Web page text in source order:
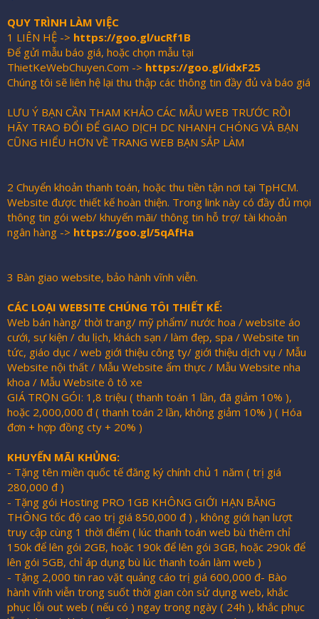
QUY TRÌNH LÀM VIỆC
1 LIÊN HỆ -> https://goo.gl/ucRf1B
Để gửi mẫu báo giá, hoặc chọn mẫu tại
ThietKeWebChuyen.Com -> https://goo.gl/idxF25
Chúng tôi sẽ liên hệ lại thu thập các thông tin đầy đủ và báo giá
LƯU Ý BẠN CẦN THAM KHẢO CÁC MẪU WEB TRƯỚC RỒI
HÃY TRAO ĐỔI ĐỂ GIAO DỊCH DC NHANH CHÓNG VÀ BẠN
CŨNG HIỂU HƠN VỀ TRANG WEB BẠN SẮP LÀM
2 Chuyển khoản thanh toán, hoặc thu tiền tận nơi tại TpHCM.
Website được thiết kế hoàn thiện. Trong link này có đầy đủ mọi
thông tin gói web/ khuyến mãi/ thông tin hỗ trợ/ tài khoản
ngân hàng -> https://goo.gl/5qAfHa
3 Bàn giao website, bảo hành vĩnh viễn.
CÁC LOẠI WEBSITE CHÚNG TÔI THIẾT KẾ:
Web bán hàng/ thời trang/ mỹ phẩm/ nước hoa / website áo
cưới, sự kiện / du lịch, khách sạn / làm đẹp, spa / Website tin
tức, giáo dục / web giới thiệu công ty/ giới thiệu dịch vụ / Mẫu
Website nội thất / Mẫu Website ẩm thực / Mẫu Website nha
khoa / Mẫu Website ô tô xe
GIÁ TRỌN GÓI: 1,8 triệu ( thanh toán 1 lần, đã giảm 10% ),
hoặc 2,000,000 đ ( thanh toán 2 lần, không giảm 10% ) ( Hóa
đơn + hợp đồng cty + 20% )
KHUYẾN MÃI KHỦNG:
- Tặng tên miền quốc tế đăng ký chính chủ 1 năm ( trị giá
280,000 đ )
- Tặng gói Hosting PRO 1GB KHÔNG GIỚI HẠN BĂNG
THÔNG tốc độ cao trị giá 850,000 đ ) , không giới hạn lượt
truy cập cùng 1 thời điểm ( lúc thanh toán web bù thêm chỉ
150k để lên gói 2GB, hoặc 190k để lên gói 3GB, hoặc 290k để
lên gói 5GB, chỉ áp dụng bù lúc thanh toán làm web )
- Tặng 2,000 tin rao vặt quảng cáo trị giá 600,000 đ- Bào
hành vĩnh viễn trong suốt thời gian còn sử dụng web, khắc
phục lỗi out web ( nếu có ) ngay trong ngày ( 24h ), khắc phục